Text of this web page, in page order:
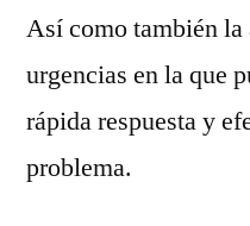
Así como también la
urgencias en la que
rápida respuesta y
problema.